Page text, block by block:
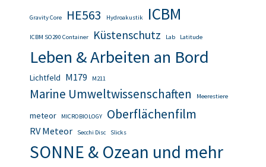
Gravity Core HE563 Hydroakustik ICBM
ICBM SO290 Container Küstenschutz Lab Latitude
Leben & Arbeiten an Bord
Lichtfeld M179 M211
Marine Umweltwissenschaften Meerestiere
meteor MICROBIOLOGY Oberflächenfilm
RV Meteor Secchi Disc Slicks
SONNE & Ozean und mehr